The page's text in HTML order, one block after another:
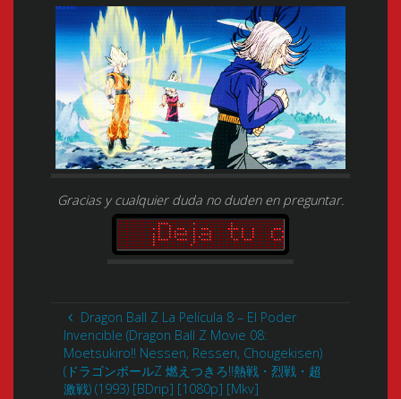
Gracias y cualquier duda no duden en preguntar.
Dragon Ball Z La Película 8 – El Poder
Invencible (Dragon Ball Z Movie 08:
Moetsukiro!! Nessen, Ressen, Chougekisen)
(ドラゴンボールZ 燃えつきろ!!熱戦・烈戦・超
激戦) (1993) [BDrip] [1080p] [Mkv]